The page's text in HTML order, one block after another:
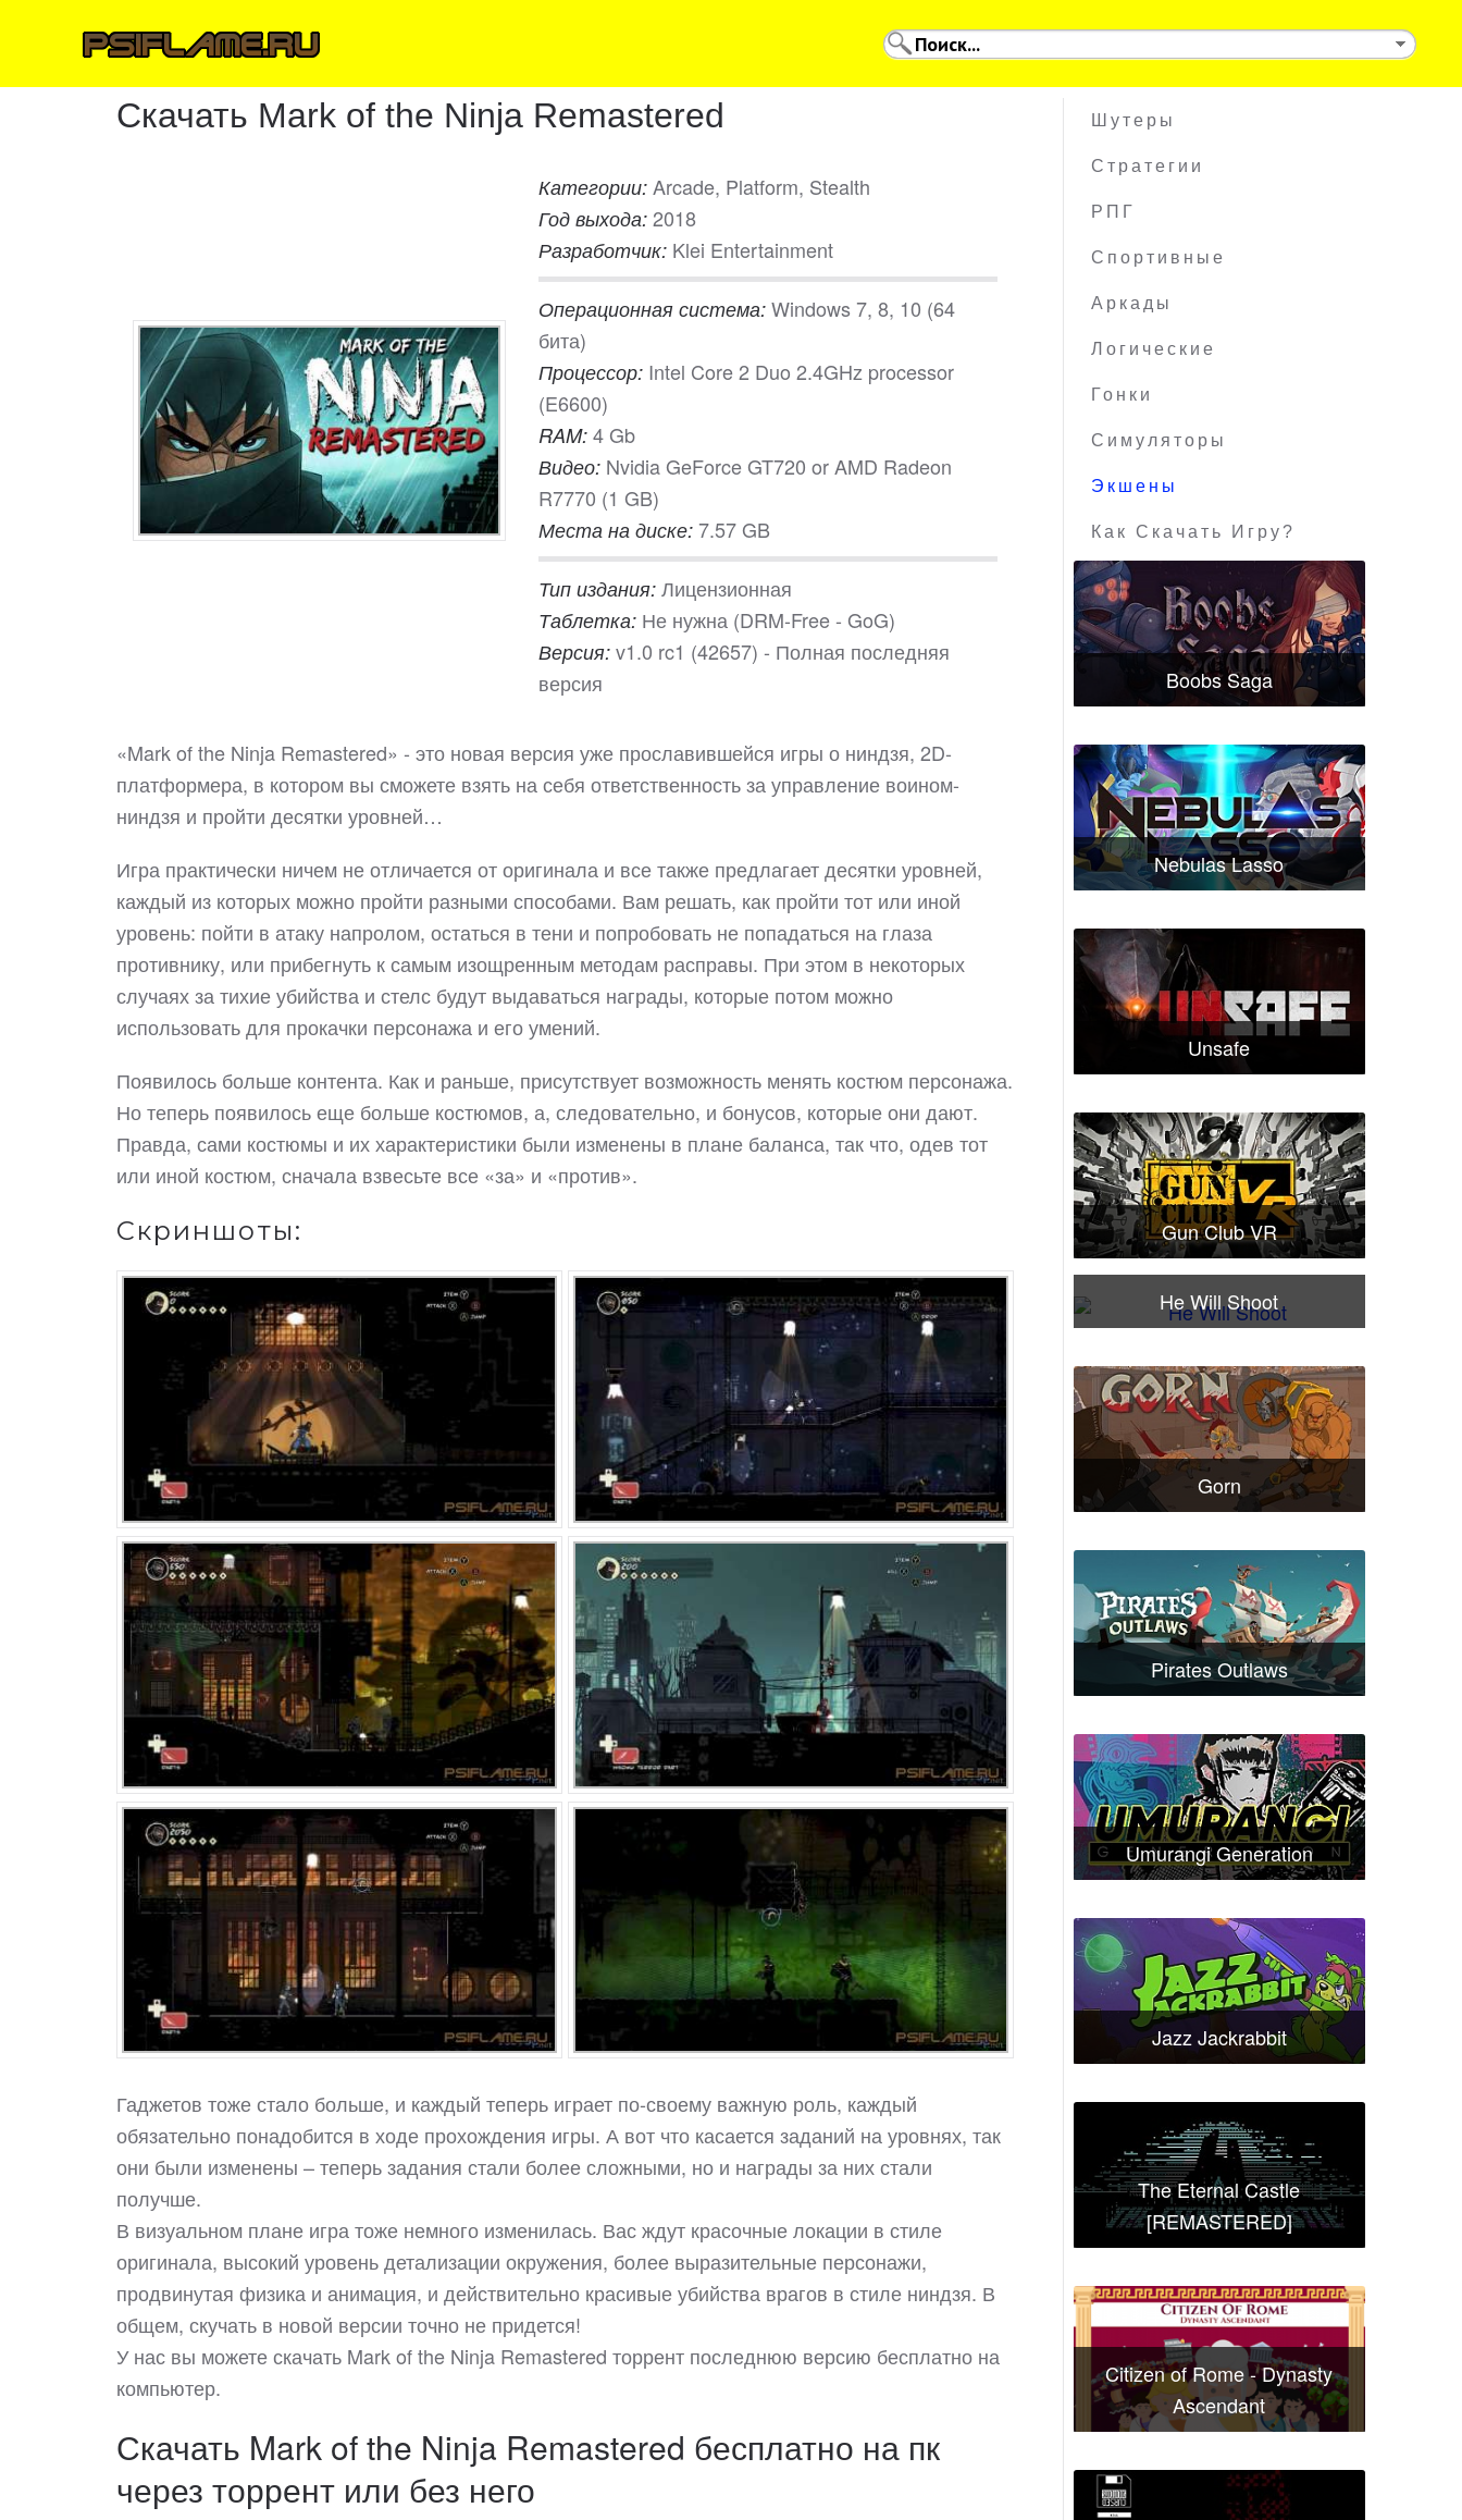
Скачать Mark of the Ninja Remastered
Категории: Arcade, Platform, Stealth
Год выхода: 2018
Разработчик: Klei Entertainment
Операционная система: Windows 7, 8, 10 (64
бита)
Процессор: Intel Core 2 Duo 2.4GHz processor
(E6600)
RAM: 4 Gb
Видео: Nvidia GeForce GT720 or AMD Radeon
R7770 (1 GB)
Места на диске: 7.57 GB
Тип издания: Лицензионная
Таблетка: Не нужна (DRM-Free - GoG)
Версия: v1.0 rc1 (42657) - Полная последняя
версия
«Mark of the Ninja Remastered» - это новая версия уже прославившейся игры о ниндзя, 2D-
платформера, в котором вы сможете взять на себя ответственность за управление воином-
ниндзя и пройти десятки уровней…
Игра практически ничем не отличается от оригинала и все также предлагает десятки уровней,
каждый из которых можно пройти разными способами. Вам решать, как пройти тот или иной
уровень: пойти в атаку напролом, остаться в тени и попробовать не попадаться на глаза
противнику, или прибегнуть к самым изощренным методам расправы. При этом в некоторых
случаях за тихие убийства и стелс будут выдаваться награды, которые потом можно
использовать для прокачки персонажа и его умений.
Появилось больше контента. Как и раньше, присутствует возможность менять костюм персонажа.
Но теперь появилось еще больше костюмов, а, следовательно, и бонусов, которые они дают.
Правда, сами костюмы и их характеристики были изменены в плане баланса, так что, одев тот
или иной костюм, сначала взвесьте все «за» и «против».
Скриншоты:
Гаджетов тоже стало больше, и каждый теперь играет по-своему важную роль, каждый
обязательно понадобится в ходе прохождения игры. А вот что касается заданий на уровнях, так
они были изменены – теперь задания стали более сложными, но и награды за них стали
получше.
В визуальном плане игра тоже немного изменилась. Вас ждут красочные локации в стиле
оригинала, высокий уровень детализации окружения, более выразительные персонажи,
продвинутая физика и анимация, и действительно красивые убийства врагов в стиле ниндзя. В
общем, скучать в новой версии точно не придется!
У нас вы можете скачать Mark of the Ninja Remastered торрент последнюю версию бесплатно на
компьютер.
Скачать Mark of the Ninja Remastered бесплатно на пк
через торрент или без него
Шутеры
Стратегии
РПГ
Спортивные
Аркады
Логические
Гонки
Симуляторы
Экшены
Как Скачать Игру?
Boobs Saga
Nebulas Lasso
Unsafe
Gun Club VR
He Will Shoot
Gorn
Pirates Outlaws
Umurangi Generation
Jazz Jackrabbit
The Eternal Castle
[REMASTERED]
Citizen of Rome - Dynasty
Ascendant